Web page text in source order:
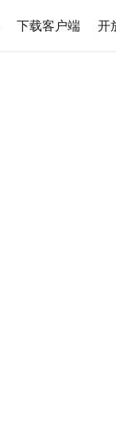
下载客户端 开